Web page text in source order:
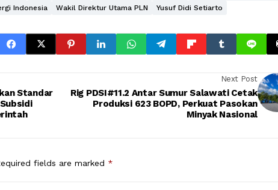
Indonesia Wakil Direktur Utama PLN Yusuf Didi Setiarto
Standar
Next Post
Rig PDSI#11.2 Antar Sumur Salawati Cetak
Produksi 623 BOPD, Perkuat Pasokan
Minyak Nasional
fields are marked *